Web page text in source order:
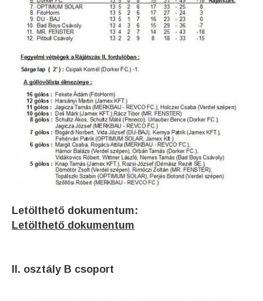
Letölthető dokumentum:
Letölthető dokumentum
II. osztály B csoport